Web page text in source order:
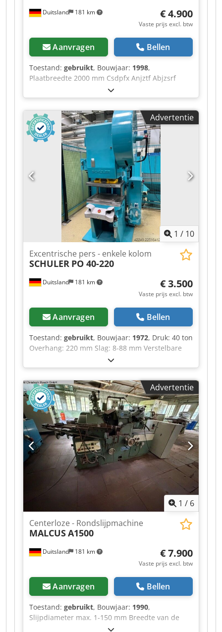
Duitsland 181 km € 4.900
Vaste prijs excl. btw
Aanvragen Bellen
Toestand: gebruikt, Bouwjaar: 1998,
Plaatbreedte 2000 mm Csdpfx Anjztf Abjzsrf
Plaatdikte max. 4000 mm Fabrikant 2974
Achterstop aanwezig Voetpedaal aanwezig
Instelbaar in graden Gewicht van de machine ca.
3,93 ton
Advertentie
1 / 10
Duitsland 181 km
Excentrische pers - enkele kolom
SCHULER PO 40-220
€ 3.500
Vaste prijs excl. btw
Aanvragen Bellen
Toestand: gebruikt, Bouwjaar: 1972, Druk: 40 ton
Overhang: 220 mm Slag: 8-88 mm Verstelbare
slag: 30-140 mm Stoterverstelling: 63 mm
Cjdpfxeztfz Rs Anzsrf Gewicht van de machine:
ca. 2600 ton
Advertentie
1 / 6
Duitsland 181 km
Centerloze - Rondslijpmachine
MALCUSA1500
€ 7.900
Vaste prijs excl. btw
Aanvragen Bellen
Toestand: gebruikt, Bouwjaar: 1990,
Slijpdiameter max. 1-150 mm Breedte van de
regelschijf 100-200 mm Gewicht 5 ton Codjztfz